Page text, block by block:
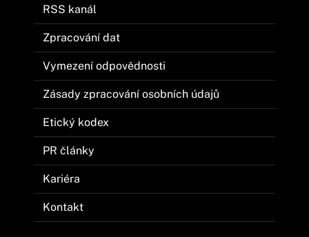
RSS kanál
Zpracování dat
Vymezení odpovědnosti
Zásady zpracování osobních údajů
Etický kodex
PR články
Kariéra
Kontakt